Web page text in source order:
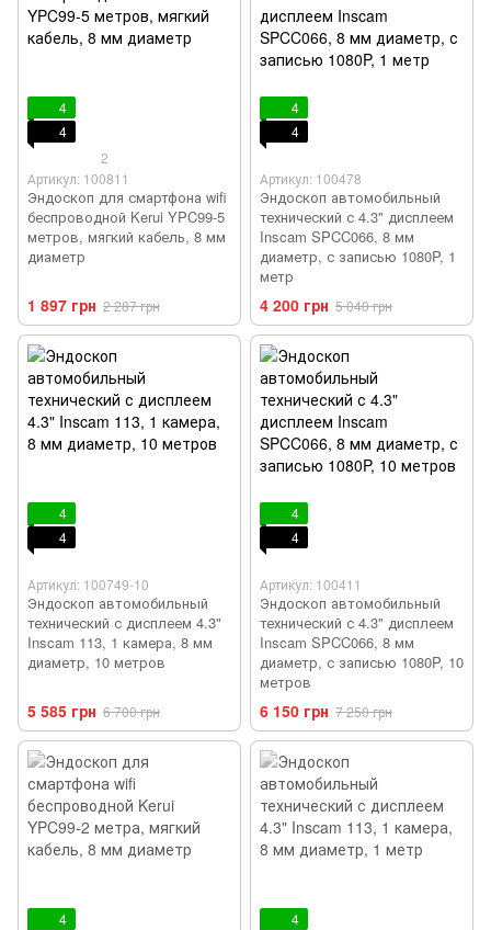
4
4
2
Артикул: 100811
Эндоскоп для смартфона wifi
беспроводной Kerui YPC99-5
метров, мягкий кабель, 8 мм
диаметр
1 897 грн 2 287 грн
4
4
Артикул: 100478
Эндоскоп автомобильный
технический с 4.3" дисплеем
Inscam SPCC066, 8 мм
диаметр, с записью 1080P, 1
метр
4 200 грн 5 040 грн
4
4
Артикул: 100749-10
Эндоскоп автомобильный
технический с дисплеем 4.3"
Inscam 113, 1 камера, 8 мм
диаметр, 10 метров
5 585 грн 6 700 грн
4
4
Артикул: 100411
Эндоскоп автомобильный
технический с 4.3" дисплеем
Inscam SPCC066, 8 мм
диаметр, с записью 1080P, 10
метров
6 150 грн 7 250 грн
4
4